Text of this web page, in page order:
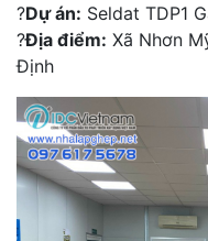
?Dự án: Seldat TDP1
?Địa điểm: Xã Nhơn
Định